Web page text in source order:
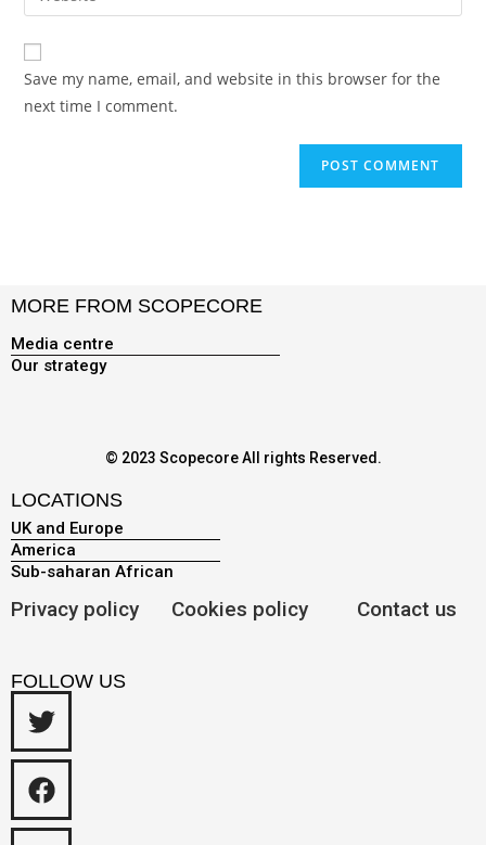
Save my name, email, and website in this browser for the
next time I comment.
MORE FROM SCOPECORE
Media centre
Our strategy
© 2023 Scopecore All rights Reserved.
LOCATIONS
UK and Europe
America
Sub-saharan African
Privacy policy Cookies policy Contact us
FOLLOW US